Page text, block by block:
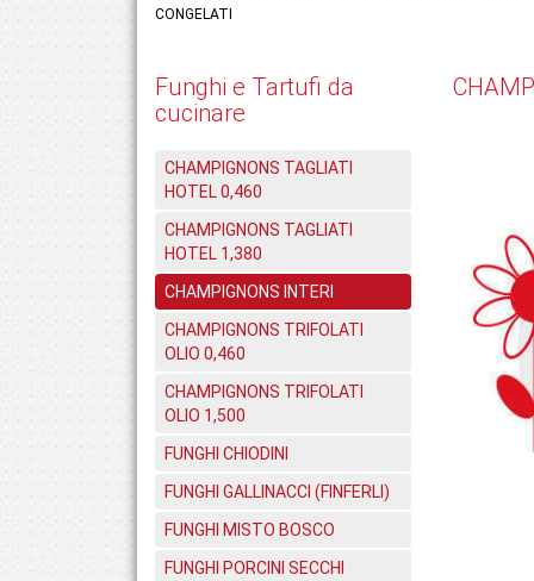
CONGELATI
Funghi e Tartufi da
cucinare
CHAMPIGNONS TAGLIATI
HOTEL 0,460
CHAMPIGNONS TAGLIATI
HOTEL 1,380
CHAMPIGNONS INTERI
CHAMPIGNONS TRIFOLATI
OLIO 0,460
CHAMPIGNONS TRIFOLATI
OLIO 1,500
FUNGHI CHIODINI
FUNGHI GALLINACCI (FINFERLI)
FUNGHI MISTO BOSCO
FUNGHI PORCINI SECCHI